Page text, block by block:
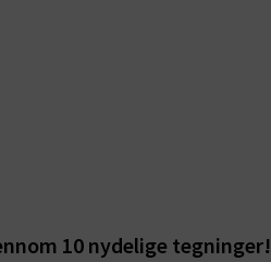
10 nydelige tegninger!